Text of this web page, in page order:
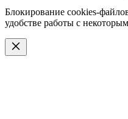
Блокирование cookies-
удобстве работы с